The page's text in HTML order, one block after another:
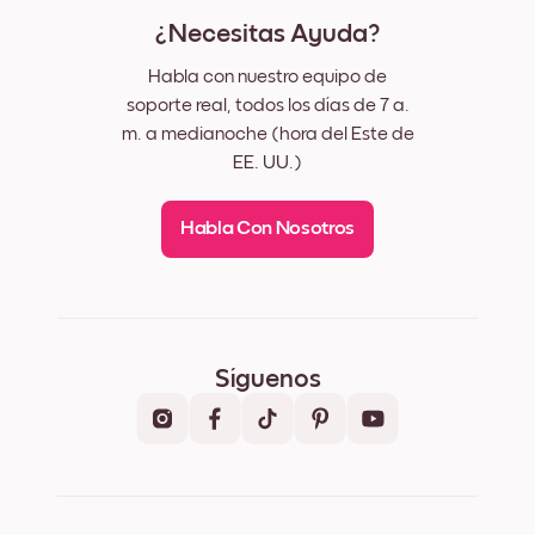
¿Necesitas Ayuda?
Habla con nuestro equipo de
soporte real, todos los días de 7 a.
m. a medianoche (hora del Este de
EE. UU.)
Habla Con Nosotros
Síguenos